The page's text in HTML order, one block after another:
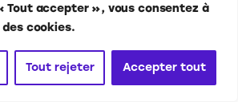
Tout accepter », vous consentez à
cookies.
Tout rejeter Accepter tout
Media 2024. Tous droits réservés.